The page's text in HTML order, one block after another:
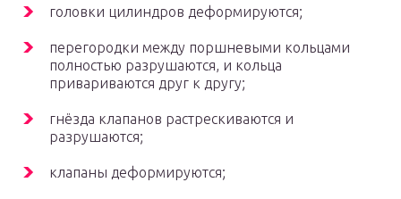
головки цилиндров деформируются;
перегородки между поршневыми кольцами
полностью разрушаются, и кольца
привариваются друг к другу;
гнёзда клапанов растрескиваются и
разрушаются;
клапаны деформируются;